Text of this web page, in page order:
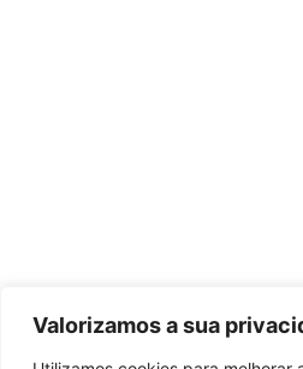
Valorizamos a sua